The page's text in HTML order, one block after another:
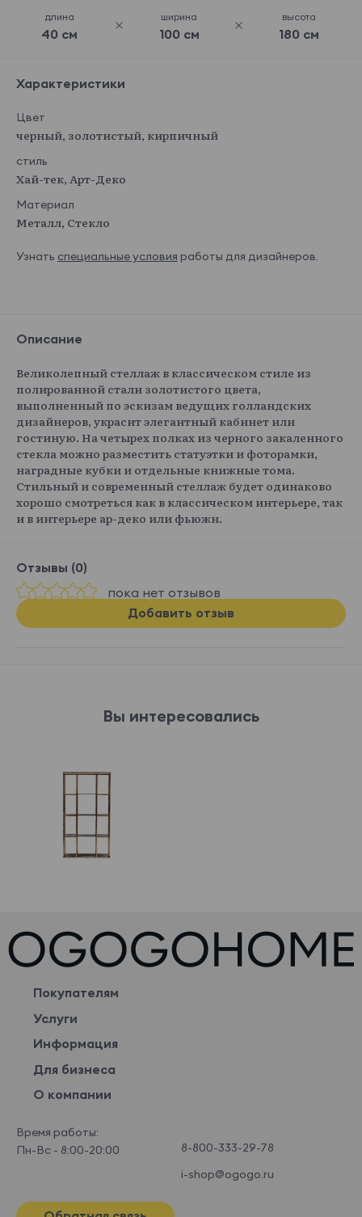
длина
40 см
ширина
100 см
высота
180 см
Характеристики
Цвет
черный, золотистый, кирпичный
стиль
Хай-тек, Арт-Деко
Материал
Металл, Стекло
Узнать специальные условия работы для дизайнеров.
Описание
Великолепный стеллаж в классическом стиле из
полированной стали золотистого цвета,
выполненный по эскизам ведущих голландских
дизайнеров, украсит элегантный кабинет или
гостиную. На четырех полках из черного закаленного
стекла можно разместить статуэтки и фоторамки,
наградные кубки и отдельные книжные тома.
Стильный и современный стеллаж будет одинаково
хорошо смотреться как в классическом интерьере, так
и в интерьере ар-деко или фьюжн.
Отзывы (0)
пока нет отзывов
Добавить отзыв
Вы интересовались
Покупателям
Услуги
Информация
Для бизнеса
О компании
Время работы:
Пн-Вс - 8:00-20:00
8-800-333-29-78
i-shop@ogogo.ru